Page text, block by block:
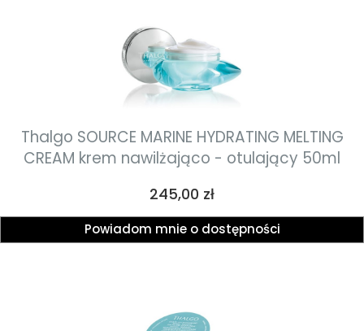
Thalgo SOURCE MARINE HYDRATING MELTING
CREAM krem nawilżająco - otulający 50ml
Cena
245,00 zł
Powiadom mnie o dostępności